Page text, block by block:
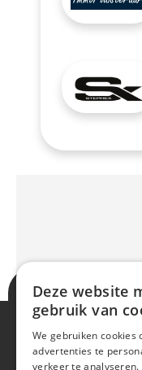
Deze website
gebruik van
We gebruiken cookies
advertenties te
verkeer te analyseren.